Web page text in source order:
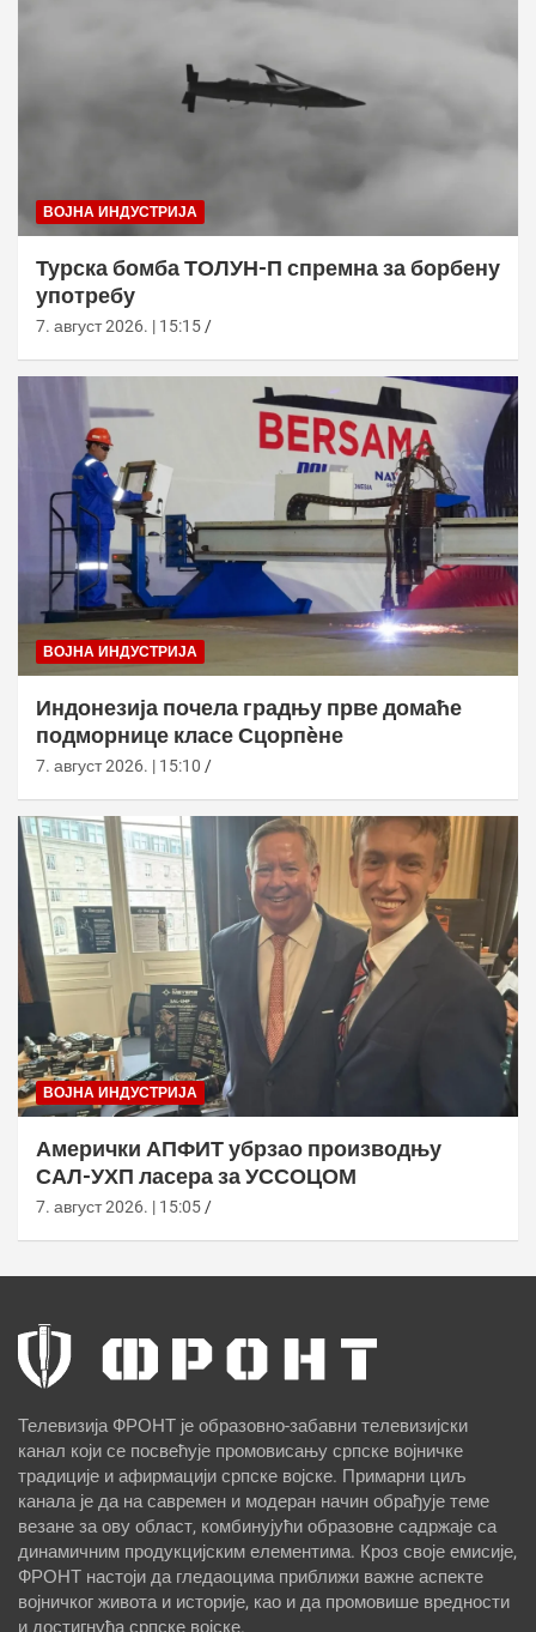
ВОЈНА ИНДУСТРИЈА
Турска бомба ТОЛУН-П спремна за борбену
употребу
7. август 2026. | 15:15
ВОЈНА ИНДУСТРИЈА
Индонезија почела градњу прве домаће
подморнице класе Сцорпèне
7. август 2026. | 15:10
ВОЈНА ИНДУСТРИЈА
Амерички АПФИТ убрзао производњу
САЛ-УХП ласера за УССОЦОМ
7. август 2026. | 15:05
Телевизија ФРОНТ је образовно-забавни телевизијски
канал који се посвећује промовисању српске војничке
традиције и афирмацији српске војске. Примарни циљ
канала је да на савремен и модеран начин обрађује теме
везане за ову област, комбинујући образовне садржаје са
динамичним продукцијским елементима. Кроз своје емисије,
ФРОНТ настоји да гледаоцима приближи важне аспекте
војничког живота и историје, као и да промовише вредности
и достигнућа српске војске.